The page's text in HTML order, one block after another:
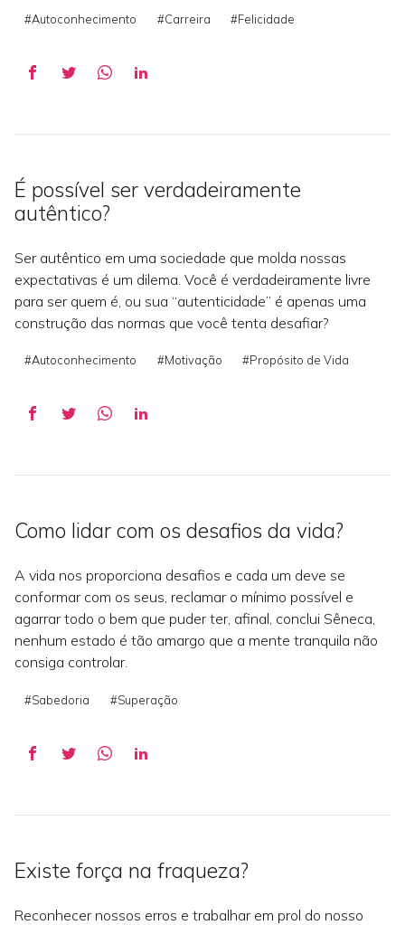
#Autoconhecimento #Carreira #Felicidade
É possível ser verdadeiramente
autêntico?
Ser autêntico em uma sociedade que molda nossas
expectativas é um dilema. Você é verdadeiramente livre
para ser quem é, ou sua “autenticidade” é apenas uma
construção das normas que você tenta desafiar?
#Autoconhecimento #Motivação #Propósito de Vida
Como lidar com os desafios da vida?
A vida nos proporciona desafios e cada um deve se
conformar com os seus, reclamar o mínimo possível e
agarrar todo o bem que puder ter, afinal, conclui Sêneca,
nenhum estado é tão amargo que a mente tranquila não
consiga controlar.
#Sabedoria #Superação
Existe força na fraqueza?
Reconhecer nossos erros e trabalhar em prol do nosso